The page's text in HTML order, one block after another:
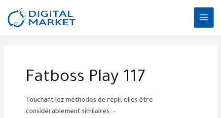
contenu
Fatboss Play 117
Touchant lez méthodes de repli, elles être
considérablement similaires. –